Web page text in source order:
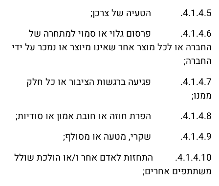
4.1.4.5. הטעיה של צרכן;
4.1.4.6. פרסום גלוי או סמוי למתחרה של
החברה או לכל מוצר אחר שאינו מיוצר או נמכר על ידי
החברה;
4.1.4.7. פגיעה ברגשות הציבור או כל חלק
ממנו;
4.1.4.8. הפרת חוזה או חובת אמון או סודיות;
4.1.4.9. שקרי, מטעה או מסולף;
4.1.4.10. התחזות לאדם אחר ו/או הולכת שולל
משתתפים אחרים;